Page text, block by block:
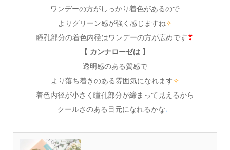
ワンデーの方がしっかり着色があるので
よりグリーン感が強く感じますね✧
瞳孔部分の着色内径はワンデーの方が広めです❣
【 カンナローゼは 】
透明感のある質感で
より落ち着きのある雰囲気になれます✧
着色内径が小さく瞳孔部分が締まって見えるから
クールさのある目元になれるかな♩